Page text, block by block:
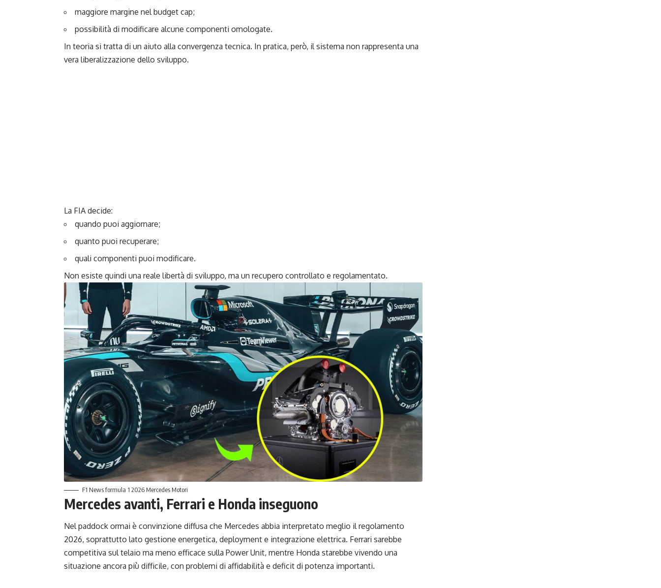
maggiore margine nel budget cap;
possibilità di modificare alcune componenti omologate.
In teoria si tratta di un aiuto alla convergenza tecnica. In pratica, però, il sistema non rappresenta una
vera liberalizzazione dello sviluppo.
La FIA decide:
quando puoi aggiornare;
quanto puoi recuperare;
quali componenti puoi modificare.
Non esiste quindi una reale libertà di sviluppo, ma un recupero controllato e regolamentato.
F1 News formula 1 2026 Mercedes Motori
Mercedes avanti, Ferrari e Honda inseguono
Nel paddock ormai è convinzione diffusa che Mercedes abbia interpretato meglio il regolamento
2026, soprattutto lato gestione energetica, deployment e integrazione elettrica. Ferrari sarebbe
competitiva sul telaio ma meno efficace sulla Power Unit, mentre Honda starebbe vivendo una
situazione ancora più difficile, con problemi di affidabilità e deficit di potenza importanti.